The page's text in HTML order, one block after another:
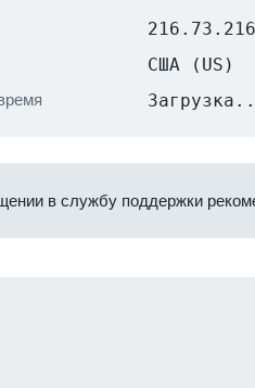
США (US)
в службу поддержки